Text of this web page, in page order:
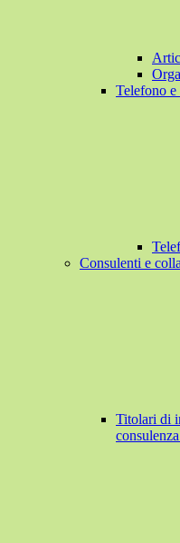
Telefono e
Consulenti e
Titolari di
consulenza